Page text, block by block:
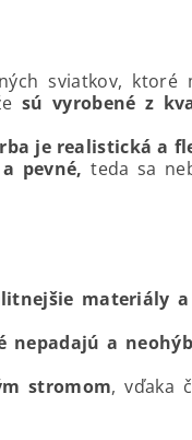
sviatkov, ktoré
sú vyrobené z
je realistická a
pevné, teda sa
materiály
nepadajú a
stromom, vďaka